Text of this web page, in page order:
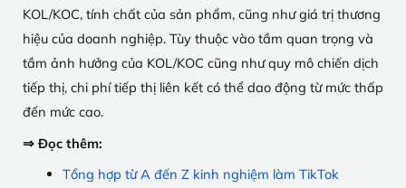
KOL/KOC, tính chất của sản phẩm, cũng như giá trị thương
hiệu của doanh nghiệp. Tùy thuộc vào tầm quan trọng và
tầm ảnh hưởng của KOL/KOC cũng như quy mô chiến dịch
tiếp thị, chi phí tiếp thị liên kết có thể dao động từ mức thấp
đến mức cao.
⇒ Đọc thêm:
Tổng hợp từ A đến Z kinh nghiệm làm TikTok